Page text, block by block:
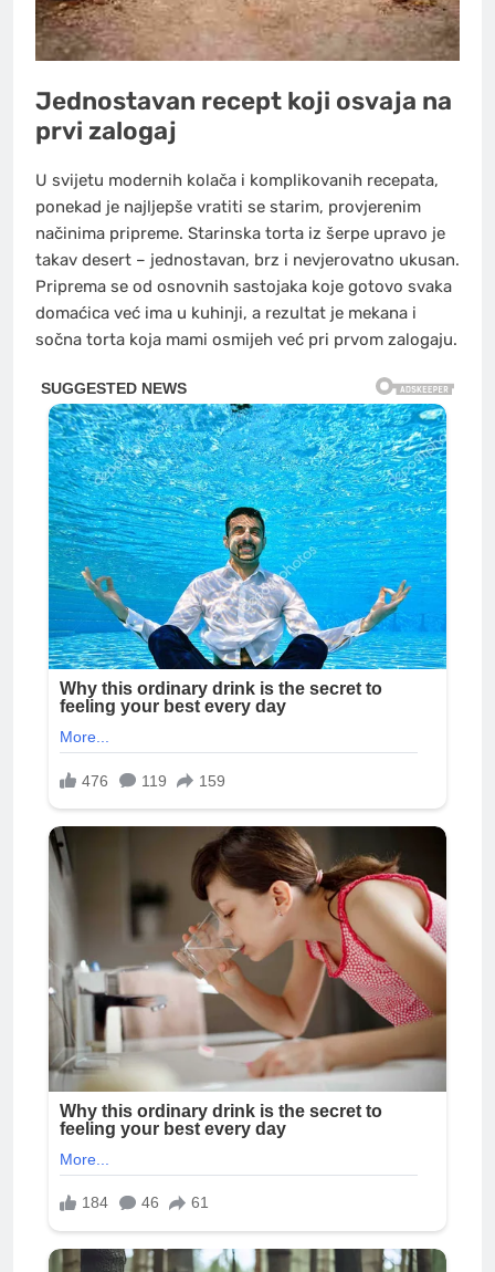
Jednostavan recept koji osvaja na
prvi zalogaj
U svijetu modernih kolača i komplikovanih recepata,
ponekad je najljepše vratiti se starim, provjerenim
načinima pripreme. Starinska torta iz šerpe upravo je
takav desert – jednostavan, brz i nevjerovatno ukusan.
Priprema se od osnovnih sastojaka koje gotovo svaka
domaćica već ima u kuhinji, a rezultat je mekana i
sočna torta koja mami osmijeh već pri prvom zalogaju.